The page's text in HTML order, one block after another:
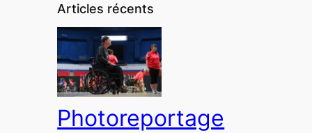
Articles récents
Photoreportage